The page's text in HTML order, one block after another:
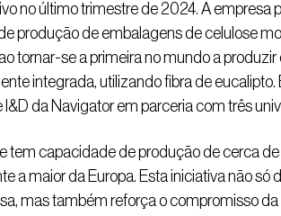
no último trimestre de 2024. A
produção de embalagens de celulose
tornar-se a primeira no mundo a
integrada, utilizando fibra de
I&D da Navigator em parceria com três
tem capacidade de produção de cerca
a maior da Europa. Esta iniciativa não
mas também reforça o compromisso